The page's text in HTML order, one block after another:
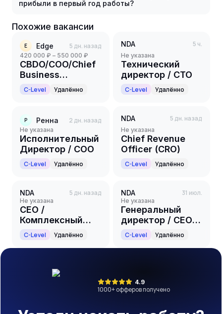
прибыли в первый год работы?
Похожие вакансии
E Edge 5 дн. назад
420 000 ₽ – 550 000 ₽
CBDO/COO/Chief
Business
Development
Officer/Chief
C-Level Удалённо
NDA 5 ч.
Не указана
Технический
директор / CTO
C-Level Удалённо
Р Ренна 2 дн. назад
Не указана
Исполнительный
Директор / COO
C-Level Удалённо
NDA 5 дн. назад
Не указана
Chief Revenue
Officer (CRO)
C-Level Удалённо
NDA 5 дн. назад
Не указана
CEO /
Комплексный
интегратор
беспилотных
открытых горных
C-Level Удалённо
NDA 31 июл.
Не указана
Генеральный
директор / CEO
(Комплексный
интегратор
беспилотных
C-Level Удалённо
4.9
1000+ офферов получено